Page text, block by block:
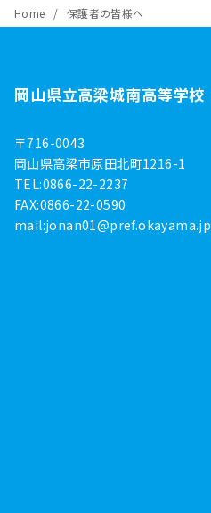
Home 保護者の皆様へ
岡山県立高梁城南高等学校
〒716-0043
岡山県高梁市原田北町1216-1
TEL:0866-22-2237
FAX:0866-22-0590
mail:jonan01@pref.okayama.jp